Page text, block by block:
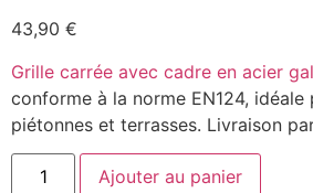
43,90 €
Grille carrée avec cadre en acier
conforme à la norme EN124, idéale
piétonnes et terrasses. Livraison
Ajouter au panier